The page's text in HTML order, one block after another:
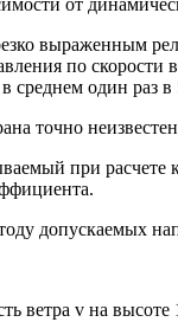
от
выраженным
по
среднем один раз в
точно
при расчете
допускаемых
ветра v на